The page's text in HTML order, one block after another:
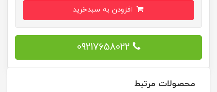
09217658022
محصولات مرتبط